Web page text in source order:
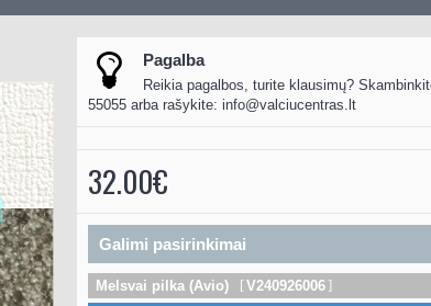
Pagalba
Reikia pagalbos, turite klausimų?
55055 arba rašykite: info@valciucentras.lt
32.00€
Galimi pasirinkimai
Melsvai pilka (Avio) V240926006